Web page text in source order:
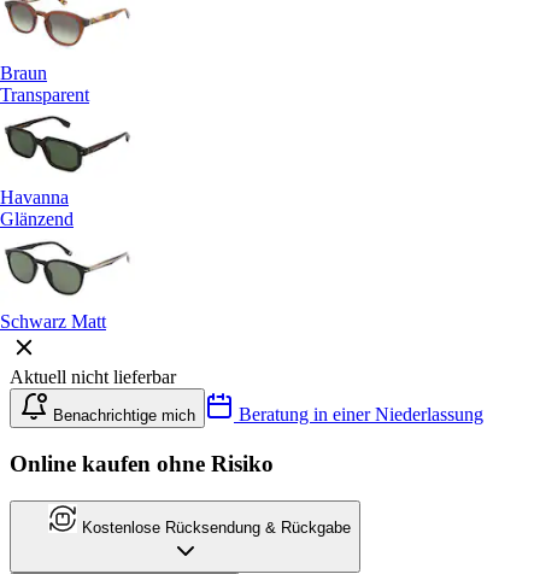
Braun
Transparent
Havanna
Glänzend
Schwarz Matt
Aktuell nicht lieferbar
Benachrichtige mich Beratung in einer Niederlassung
Online kaufen ohne Risiko
Kostenlose Rücksendung & Rückgabe